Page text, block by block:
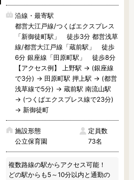
沿線・最寄駅
都営大江戸線/つくばエクスプレス
「新御徒町駅」 徒歩3分 都営浅草
線/都営大江戸線「蔵前駅」 徒歩
6分 銀座線「田原町駅」 徒歩8分
【アクセス例】 上野駅 → (銀座線
で3分) → 田原町駅 押上駅 → (都営
浅草線で5分) → 蔵前駅 南流山駅
→ (つくばエクスプレス線で23分)
→ 新御徒町
施設形態
公立保育園
定員数
73名
複数路線の駅からアクセス可能！
どの駅からも5～10分以内と通勤の
私立認可保育園
幼稚園
認可外保育園
事業所内保育所
児童館
児童発達支援事業所
テンダーの運営施設
土日祝休み